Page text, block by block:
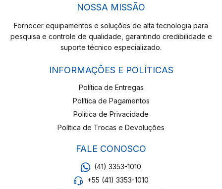
NOSSA MISSÃO
Fornecer equipamentos e soluções de alta tecnologia para
pesquisa e controle de qualidade, garantindo credibilidade e
suporte técnico especializado.
INFORMAÇÕES E POLÍTICAS
Política de Entregas
Política de Pagamentos
Política de Privacidade
Política de Trocas e Devoluções
FALE CONOSCO
(41) 3353-1010
+55 (41) 3353-1010